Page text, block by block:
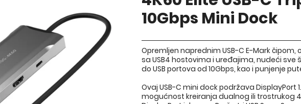
10Gbps Mini Dock
Opremljen naprednim USB-C E-Mark
sa USB4 hostovima i uređajima, nudeći
do USB portova od 10Gbps, kao i punjenje
Ovaj USB-C mini dock podržava
mogućnost kreiranja dualnog ili trostrukog